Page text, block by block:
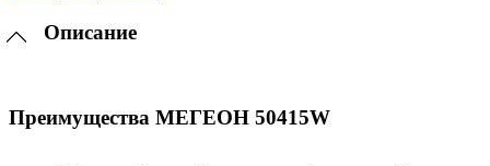
Описание
Преимущества МЕГЕОН 50415W